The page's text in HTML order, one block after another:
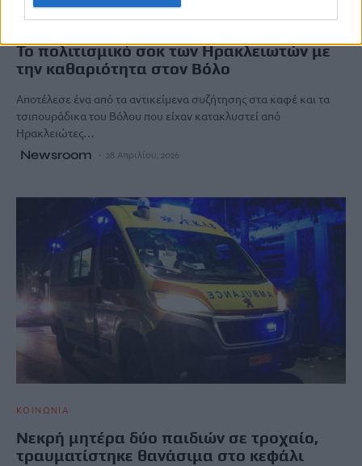
OFF THE RECORD
Το πολιτισμικό σοκ των Ηρακλειωτών με
την καθαριότητα στον Βόλο
Αποτέλεσε ένα από τα αντικείμενα συζήτησης στα καφέ και τα
τσιπουράδικα του Βόλου που είχαν κατακλυστεί από
Ηρακλειώτες…
Newsroom 28 Απριλίου, 2026
ΚΟΙΝΩΝΙΑ
Νεκρή μητέρα δύο παιδιών σε τροχαίο,
τραυματίστηκε θανάσιμα στο κεφάλι